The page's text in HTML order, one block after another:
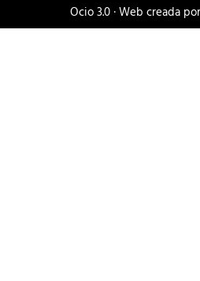
Ocio 3.0 · Web creada por